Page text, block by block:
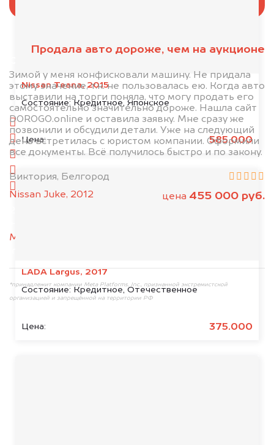
Nissan Teana, 2015
Состояние:Кредитное, Японское
Цена: 585.000
LADA Largus, 2017
Состояние: Кредитное, Отечественное
Цена: 375.000
Продала авто дороже, чем на аукционе
Зимой у меня конфисковали машину. Не придала
этому значение, т.к. не пользовалась ею. Когда авто
выставили на торги поняла, что могу продать его
самостоятельно значительно дороже. Нашла сайт
DOROGO.online и оставила заявку. Мне сразу же
позвонили и обсудили детали. Уже на следующий
день встретилась с юристом компании. Оформили
все документы. Всё получилось быстро и по закону.
Виктория, Белгород
Nissan Juke, 2012
цена 455 000 руб.
минуту эксперт-оценщик назовёт сумму.
1. Сфотографируйте машину:
спереди
сзади
слева
MAX
*принадлежит компании Meta Platforms, Inc., признанной экстремистской
организацией и запрещённой на территории РФ